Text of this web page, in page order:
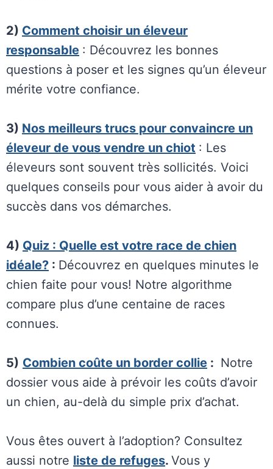
2) Comment choisir un éleveur
responsable : Découvrez les bonnes
questions à poser et les signes qu’un éleveur
mérite votre confiance.
3) Nos meilleurs trucs pour convaincre un
éleveur de vous vendre un chiot : Les
éleveurs sont souvent très sollicités. Voici
quelques conseils pour vous aider à avoir du
succès dans vos démarches.
4) Quiz : Quelle est votre race de chien
idéale? : Découvrez en quelques minutes le
chien faite pour vous! Notre algorithme
compare plus d’une centaine de races
connues.
5) Combien coûte un border collie : Notre
dossier vous aide à prévoir les coûts d’avoir
un chien, au-delà du simple prix d’achat.
Vous êtes ouvert à l’adoption? Consultez
aussi notre liste de refuges. Vous y